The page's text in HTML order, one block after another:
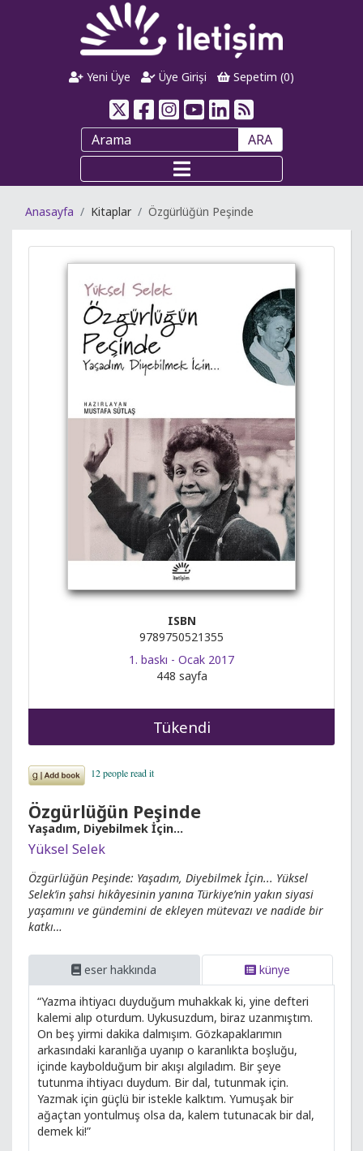
Yeni Üye Üye Girişi Sepetim (0)
ARA
Anasayfa Kitaplar Özgürlüğün Peşinde
ISBN
9789750521355
1. baskı - Ocak 2017
448 sayfa
Tükendi
Özgürlüğün Peşinde
Yaşadım, Diyebilmek İçin...
Yüksel Selek
Özgürlüğün Peşinde: Yaşadım, Diyebilmek İçin... Yüksel
Selek’in şahsi hikâyesinin yanına Türkiye’nin yakın siyasi
yaşamını ve gündemini de ekleyen mütevazı ve nadide bir
katkı…
eser hakkında künye
“Yazma ihtiyacı duyduğum muhakkak ki, yine defteri
kalemi alıp oturdum. Uykusuzdum, biraz uzanmıştım.
On beş yirmi dakika dalmışım. Gözkapaklarımın
arkasındaki karanlığa uyanıp o karanlıkta boşluğu,
içinde kaybolduğum bir akışı algıladım. Bir şeye
tutunma ihtiyacı duydum. Bir dal, tutunmak için.
Yazmak için güçlü bir istekle kalktım. Yumuşak bir
ağaçtan yontulmuş olsa da, kalem tutunacak bir dal,
demek ki!”